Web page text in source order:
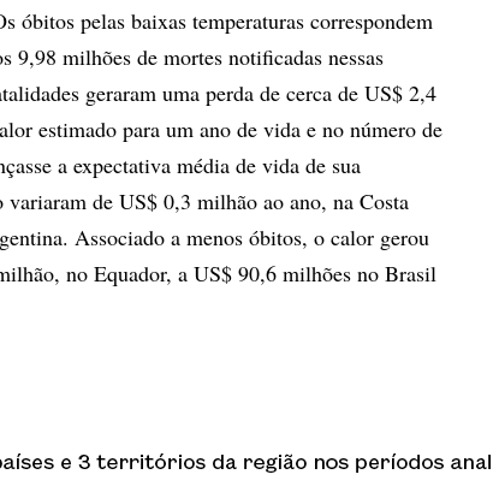
óbitos pelas baixas temperaturas correspondem
9,98 milhões de mortes notificadas nessas
geraram uma perda de cerca de US$ 2,4
estimado para um ano de vida e no número de
a expectativa média de vida de sua
de US$ 0,3 milhão ao ano, na Costa
Associado a menos óbitos, o calor gerou
no Equador, a US$ 90,6 milhões no Brasil